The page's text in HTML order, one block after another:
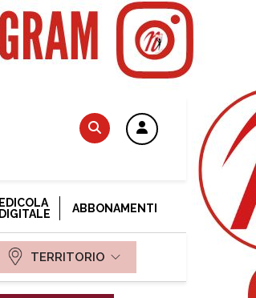
EDICOLA
DIGITALE
ABBONAMENTI
TERRITORIO